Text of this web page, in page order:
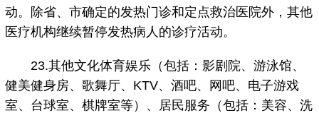
动。除省、市确定的发热门诊和定点救治医院外，其他
医疗机构继续暂停发热病人的诊疗活动。
23.其他文化体育娱乐（包括：影剧院、游泳馆、
健美健身房、歌舞厅、KTV、酒吧、网吧、电子游戏
室、台球室、棋牌室等）、居民服务（包括：美容、洗